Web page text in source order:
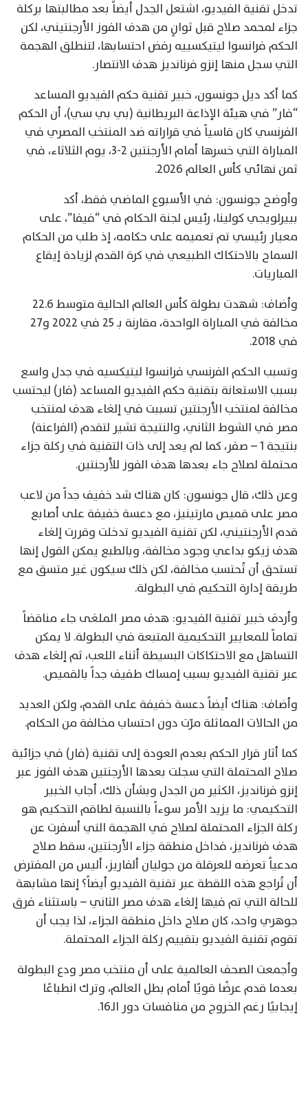
تدخل تقنية الفيديو، اشتعل الجدل أيضاً بعد مطالبتها بركلة
جزاء لمحمد صلاح قبل ثوانٍ من هدف الفوز الأرجنتيني، لكن
الحكم فرانسوا ليتيكسييه رفض احتسابها، لتنطلق الهجمة
التي سجل منها إنزو فرنانديز هدف الانتصار.
كما أكد ديل جونسون، خبير تقنية حكم الفيديو المساعد
“فار” في هيئة الإذاعة البريطانية (بي بي سي)، أن الحكم
الفرنسي كان قاسياً في قراراته ضد المنتخب المصري في
المباراة التي خسرها أمام الأرجنتين 2-3، يوم الثلاثاء، في
ثمن نهائي كأس العالم 2026.
وأوضح جونسون: في الأسبوع الماضي فقط، أكد
بييرلويجي كولينا، رئيس لجنة الحكام في “فيفا”، على
معيار رئيسي تم تعميمه على حكامه، إذ طلب من الحكام
السماح بالاحتكاك الطبيعي في كرة القدم لزيادة إيقاع
المباريات.
وأضاف: شهدت بطولة كأس العالم الحالية متوسط 22.6
مخالفة في المباراة الواحدة، مقارنة بـ 25 في 2022 و27
في 2018.
وتسبب الحكم الفرنسي فرانسوا ليتيكسيه في جدل واسع
بسبب الاستعانة بتقنية حكم الفيديو المساعد (فار) ليحتسب
مخالفة لمنتخب الأرجنتين تسببت في إلغاء هدف لمنتخب
مصر في الشوط الثاني، والنتيجة تشير لتقدم (الفراعنة)
بنتيجة 1 – صفر، كما لم يعد إلى ذات التقنية في ركلة جزاء
محتملة لصلاح جاء بعدها هدف الفوز للأرجنتين.
وعن ذلك، قال جونسون: كان هناك شد خفيف جداً من لاعب
مصر على قميص مارتينيز، مع دعسة خفيفة على أصابع
قدم الأرجنتيني، لكن تقنية الفيديو تدخلت وقررت إلغاء
هدف زيكو بداعي وجود مخالفة، وبالطبع يمكن القول إنها
تستحق أن تُحتسب مخالفة، لكن ذلك سيكون غير متسق مع
طريقة إدارة التحكيم في البطولة.
وأردف خبير تقنية الفيديو: هدف مصر الملغى جاء مناقضاً
تماماً للمعايير التحكيمية المتبعة في البطولة. لا يمكن
التساهل مع الاحتكاكات البسيطة أثناء اللعب، ثم إلغاء هدف
عبر تقنية الفيديو بسبب إمساك طفيف جداً بالقميص.
وأضاف: هناك أيضاً دعسة خفيفة على القدم، ولكن العديد
من الحالات المماثلة مرّت دون احتساب مخالفة من الحكام.
كما أثار قرار الحكم بعدم العودة إلى تقنية (فار) في جزائية
صلاح المحتملة التي سجلت بعدها الأرجنتين هدف الفوز عبر
إنزو فرنانديز، الكثير من الجدل وبشأن ذلك، أجاب الخبير
التحكيمي: ما يزيد الأمر سوءاً بالنسبة لطاقم التحكيم هو
ركلة الجزاء المحتملة لصلاح في الهجمة التي أسفرت عن
هدف فرنانديز، فداخل منطقة جزاء الأرجنتين، سقط صلاح
مدعياً تعرضه للعرقلة من جوليان ألفاريز، أليس من المفترض
أن تُراجع هذه اللقطة عبر تقنية الفيديو أيضاً؟ إنها مشابهة
للحالة التي تم فيها إلغاء هدف مصر الثاني – باستثناء فرق
جوهري واحد، كان صلاح داخل منطقة الجزاء، لذا يجب أن
تقوم تقنية الفيديو بتقييم ركلة الجزاء المحتملة.
وأجمعت الصحف العالمية على أن منتخب مصر ودع البطولة
بعدما قدم عرضًا قويًا أمام بطل العالم، وترك انطباعًا
إيجابيًا رغم الخروج من منافسات دور الـ16.